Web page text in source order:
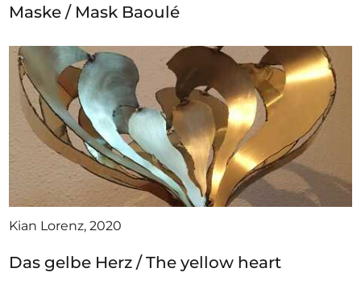
Maske / Mask Baoulé
Kian Lorenz, 2020
Das gelbe Herz / The yellow heart